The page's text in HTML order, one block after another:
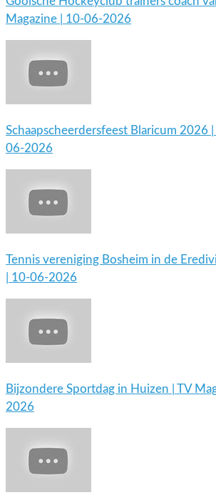
Magazine | 10-06-2026
Schaapscheerdersfeest Blaricum 2026
06-2026
Tennis vereniging Bosheim in de
| 10-06-2026
Bijzondere Sportdag in Huizen | TV
2026